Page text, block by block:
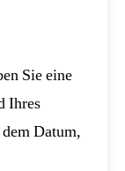
Sie eine
Ihres
Datum,